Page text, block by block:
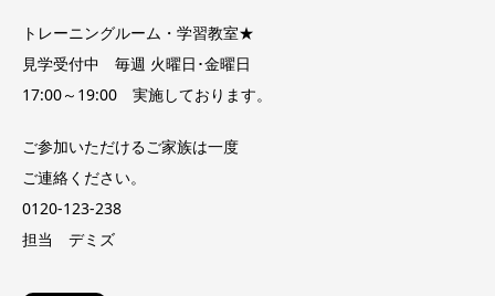
トレーニングルーム・学習教室★
見学受付中 毎週 火曜日･金曜日
17:00～19:00 実施しております。
ご参加いただけるご家族は一度
ご連絡ください。
0120-123-238
担当 デミズ